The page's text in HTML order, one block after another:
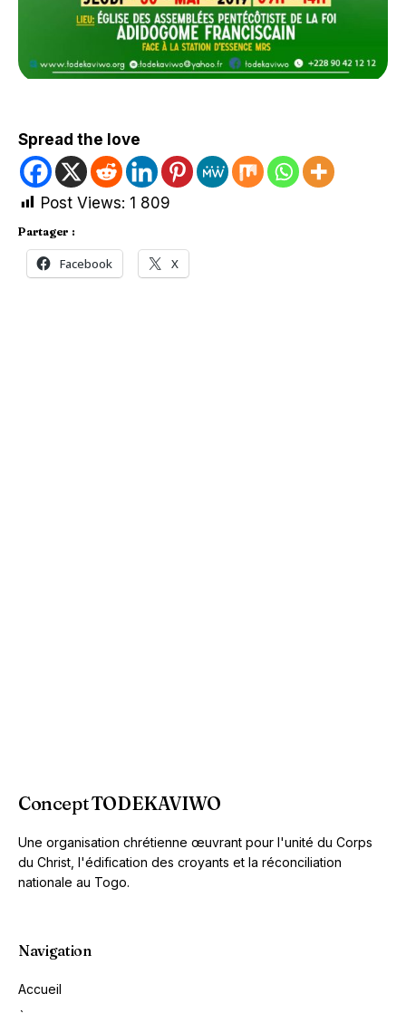
Spread the love
Post Views: 1 809
Partager :
Facebook X
Concept TODEKAVIWO
Une organisation chrétienne œuvrant pour l'unité du Corps
du Christ, l'édification des croyants et la réconciliation
nationale au Togo.
Navigation
Accueil